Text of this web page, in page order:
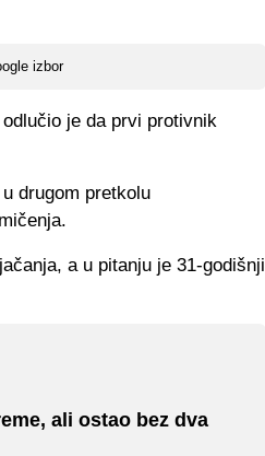
izbor
je da prvi protivnik
drugom pretkolu
a u pitanju je 31-godišnji
ali ostao bez dva